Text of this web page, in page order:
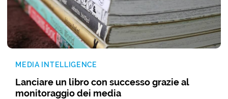
MEDIA INTELLIGENCE
Lanciare un libro con successo grazie al
monitoraggio dei media